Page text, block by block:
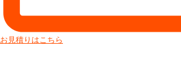
お見積りはこちら